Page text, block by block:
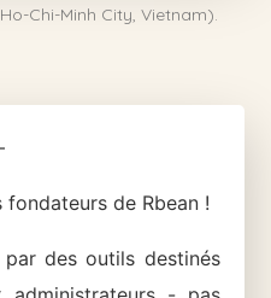
Chi-Minh City, Vietnam).
de Rbean !
des outils destinés